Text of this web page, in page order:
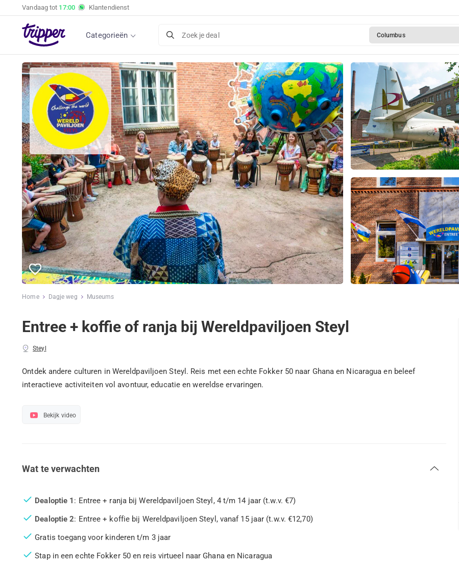
Vandaag tot 17:00 Klantendienst
Categorieën Zoek je deal Columbus
Home Dagje weg Museums
Entree + koffie of ranja bij Wereldpaviljoen Steyl
Steyl
Ontdek andere culturen in Wereldpaviljoen Steyl. Reis met een echte Fokker 50 naar Ghana en Nicaragua en beleef
interactieve activiteiten vol avontuur, educatie en wereldse ervaringen.
Bekijk video
Wat te verwachten
Dealoptie 1 : Entree + ranja bij Wereldpaviljoen Steyl, 4 t/m 14 jaar (t.w.v. €7)
Dealoptie 2: Entree + koffie bij Wereldpaviljoen Steyl, vanaf 15 jaar (t.w.v. €12,70)
Gratis toegang voor kinderen t/m 3 jaar
Stap in een echte Fokker 50 en reis virtueel naar Ghana en Nicaragua